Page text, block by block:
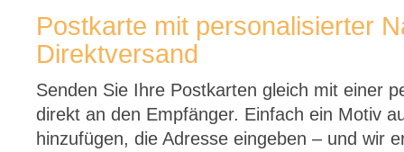
Postkarte mit personalisierter
Direktversand
Senden Sie Ihre Postkarten gleich mit einer
direkt an den Empfänger. Einfach ein Motiv
hinzufügen, die Adresse eingeben – und wir